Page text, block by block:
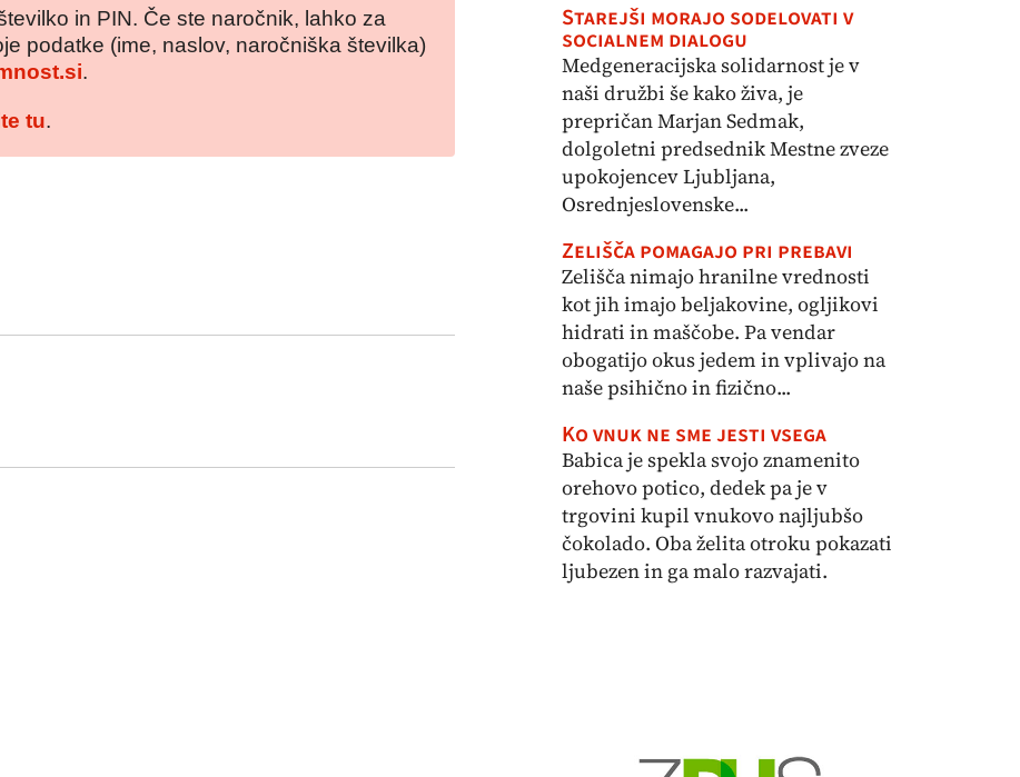
in PIN. Če ste naročnik, lahko za
podatke (ime, naslov, naročniška številka)
.
tu.
Starejši morajo sodelovati v
socialnem dialogu
Medgeneracijska solidarnost je v
naši družbi še kako živa, je
prepričan Marjan Sedmak,
dolgoletni predsednik Mestne zveze
upokojencev Ljubljana,
Osrednjeslovenske...
Zelišča pomagajo pri prebavi
Zelišča nimajo hranilne vrednosti
kot jih imajo beljakovine, ogljikovi
hidrati in maščobe. Pa vendar
obogatijo okus jedem in vplivajo na
naše psihično in fizično...
Ko vnuk ne sme jesti vsega
Babica je spekla svojo znamenito
orehovo potico, dedek pa je v
trgovini kupil vnukovo najljubšo
čokolado. Oba želita otroku pokazati
ljubezen in ga malo razvajati.